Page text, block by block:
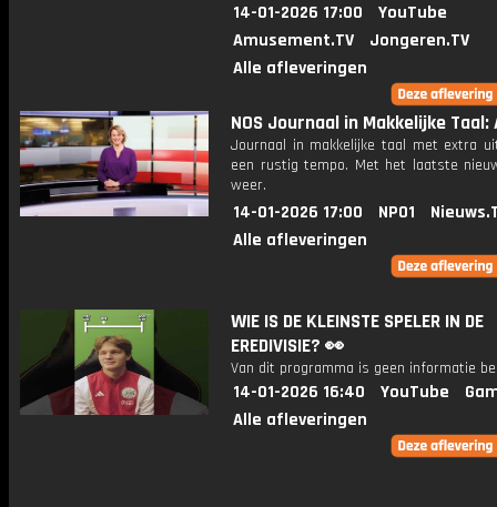
14-01-2026 17:00
YouTube
Amusement.TV
Jongeren.TV
Alle afleveringen
NOS Journaal in Makkelijke Taal:
Journaal in makkelijke taal met extra
een rustig tempo. Met het laatste
weer.
14-01-2026 17:00 NPO1
Alle afleveringen
WIE IS DE KLEINSTE SPELER IN DE
EREDIVISIE? 👀
Van dit programma is geen informatie
14-01-2026 16:40 YouTube
Alle afleveringen